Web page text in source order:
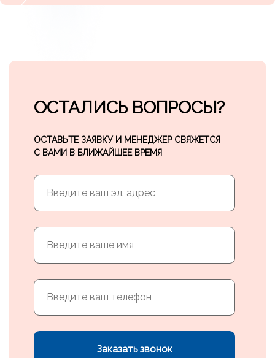
ОСТАЛИСЬ ВОПРОСЫ?
ОСТАВЬТЕ ЗАЯВКУ И МЕНЕДЖЕР СВЯЖЕТСЯ
С ВАМИ В БЛИЖАЙШЕЕ ВРЕМЯ
Заказать звонок